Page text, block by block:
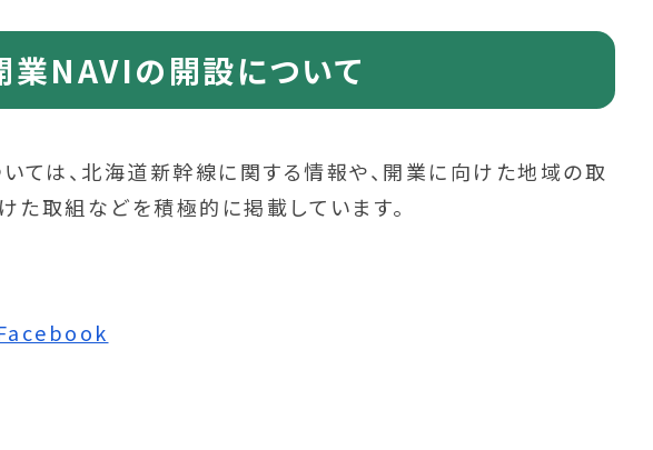
NAVIの開設について
ては、北海道新幹線に関する情報や、開業に向けた地域の取
た取組などを積極的に掲載しています。